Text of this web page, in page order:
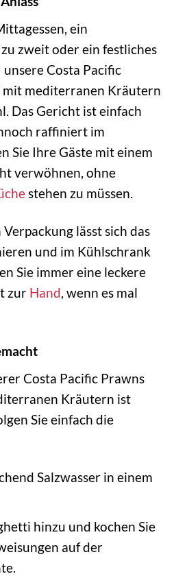
ein
zweit oder ein festliches
Costa Pacific
mit mediterranen Kräutern
Das Gericht ist einfach
raffiniert im
Sie Ihre Gäste mit einem
verwöhnen, ohne
stehen zu müssen.
lässt sich das
und im Kühlschrank
Sie immer eine leckere
zur Hand, wenn es mal
Costa Pacific Prawns
Kräutern ist
Sie einfach die
Salzwasser in einem
hinzu und kochen Sie
auf der